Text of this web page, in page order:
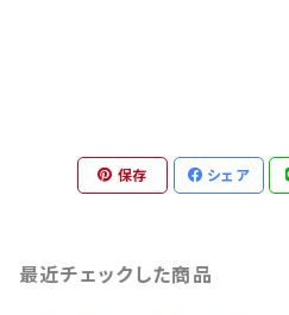
保存 シェア
最近チェックした商品